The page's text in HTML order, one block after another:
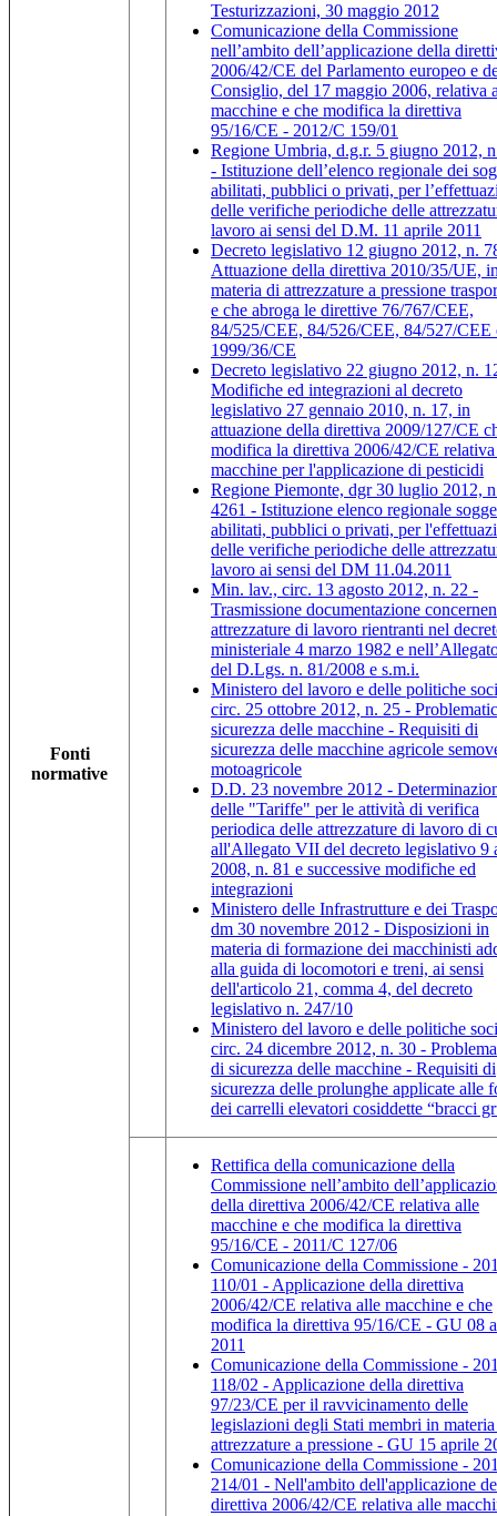
Fonti
normative
Testurizzazioni, 30 maggio 2012
Comunicazione della Commissione
nell’ambito dell’applicazione della
2006/42/CE del Parlamento europeo e
Consiglio, del 17 maggio 2006, relativa
macchine e che modifica la direttiva
95/16/CE - 2012/C 159/01
Regione Umbria, d.g.r. 5 giugno 2012,
- Istituzione dell’elenco regionale dei
abilitati, pubblici o privati, per
delle verifiche periodiche delle
lavoro ai sensi del D.M. 11 aprile 2011
Decreto legislativo 12 giugno 2012, n.
Attuazione della direttiva 2010/35/UE,
materia di attrezzature a pressione
e che abroga le direttive 76/767/CEE,
84/525/CEE, 84/526/CEE, 84/527/CEE
1999/36/CE
Decreto legislativo 22 giugno 2012, n.
Modifiche ed integrazioni al decreto
legislativo 27 gennaio 2010, n. 17, in
attuazione della direttiva 2009/127/CE
modifica la direttiva 2006/42/CE
macchine per l'applicazione di pesticidi
Regione Piemonte, dgr 30 luglio 2012,
4261 - Istituzione elenco regionale
abilitati, pubblici o privati, per
delle verifiche periodiche delle
lavoro ai sensi del DM 11.04.2011
Min. lav., circ. 13 agosto 2012, n. 22 -
Trasmissione documentazione
attrezzature di lavoro rientranti nel
ministeriale 4 marzo 1982 e
del D.Lgs. n. 81/2008 e s.m.i.
Ministero del lavoro e delle politiche
circ. 25 ottobre 2012, n. 25 -
sicurezza delle macchine - Requisiti di
sicurezza delle macchine agricole
motoagricole
D.D. 23 novembre 2012 -
delle "Tariffe" per le attività di verifica
periodica delle attrezzature di lavoro di
all'Allegato VII del decreto legislativo 9
2008, n. 81 e successive modifiche ed
integrazioni
Ministero delle Infrastrutture e dei
dm 30 novembre 2012 - Disposizioni in
materia di formazione dei macchinisti
alla guida di locomotori e treni, ai sensi
dell'articolo 21, comma 4, del decreto
legislativo n. 247/10
Ministero del lavoro e delle politiche
circ. 24 dicembre 2012, n. 30 -
di sicurezza delle macchine - Requisiti di
sicurezza delle prolunghe applicate alle
dei carrelli elevatori cosiddette “bracci
Rettifica della comunicazione della
Commissione nell’ambito
della direttiva 2006/42/CE relativa alle
macchine e che modifica la direttiva
95/16/CE - 2011/C 127/06
Comunicazione della Commissione -
110/01 - Applicazione della direttiva
2006/42/CE relativa alle macchine e che
modifica la direttiva 95/16/CE - GU 08
2011
Comunicazione della Commissione -
118/02 - Applicazione della direttiva
97/23/CE per il ravvicinamento delle
legislazioni degli Stati membri in
attrezzature a pressione - GU 15 aprile
Comunicazione della Commissione -
214/01 - Nell'ambito dell'applicazione
direttiva 2006/42/CE relativa alle